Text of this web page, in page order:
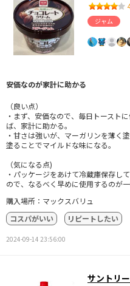
ジャム
安価なのが家計に助かる
（良い点）
・まず、安価なので、毎日トースト
ば、家計に助かる。
・甘さは強いが、マーガリンを薄く
塗ることでマイルドな味になる。
（気になる点)
・パッケージをあけて冷蔵庫保存し
ので、なるべく早めに使用するのが一
購入場所：マックスバリュ
コスパがいい
リピートしたい
2024-09-14 23:56:00
サントリ